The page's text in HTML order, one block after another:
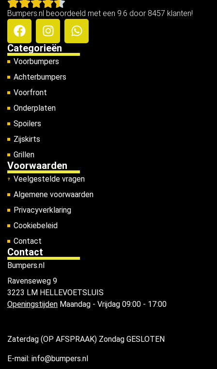
Bumpers.nl beoordeeld met een 9.6 door 8457 klanten!
Categorieën
Voorbumpers
Achterbumpers
Voorfront
Onderplaten
Spoilers
Zijskirts
Grillen
Voorwaarden
Veelgestelde vragen
Algemene voorwaarden
Privacyverklaring
Cookiebeleid
Contact
Contact
Bumpers.nl
Ravenseweg 9
3223 LM HELLEVOETSLUIS
Openingstijden Maandag - Vrijdag 09:00 - 17:00
Zaterdag (OP AFSPRAAK) Zondag GESLOTEN
E-mail: info@bumpers.nl